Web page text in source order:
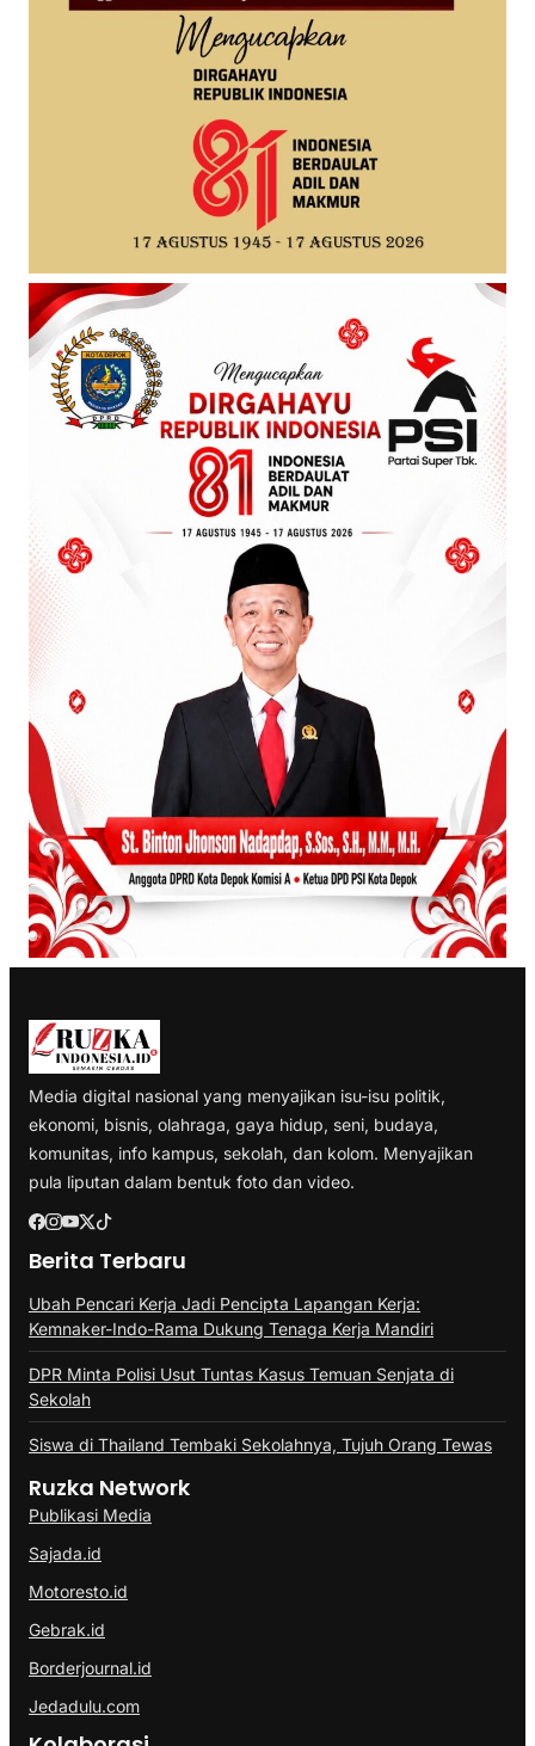
Media digital nasional yang menyajikan isu-isu politik,
ekonomi, bisnis, olahraga, gaya hidup, seni, budaya,
komunitas, info kampus, sekolah, dan kolom. Menyajikan
pula liputan dalam bentuk foto dan video.
Berita Terbaru
Ubah Pencari Kerja Jadi Pencipta Lapangan Kerja:
Kemnaker-Indo-Rama Dukung Tenaga Kerja Mandiri
DPR Minta Polisi Usut Tuntas Kasus Temuan Senjata di
Sekolah
Siswa di Thailand Tembaki Sekolahnya, Tujuh Orang Tewas
Ruzka Network
Publikasi Media
Sajada.id
Motoresto.id
Gebrak.id
Borderjournal.id
Jedadulu.com